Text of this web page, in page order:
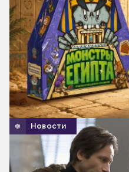
Новости